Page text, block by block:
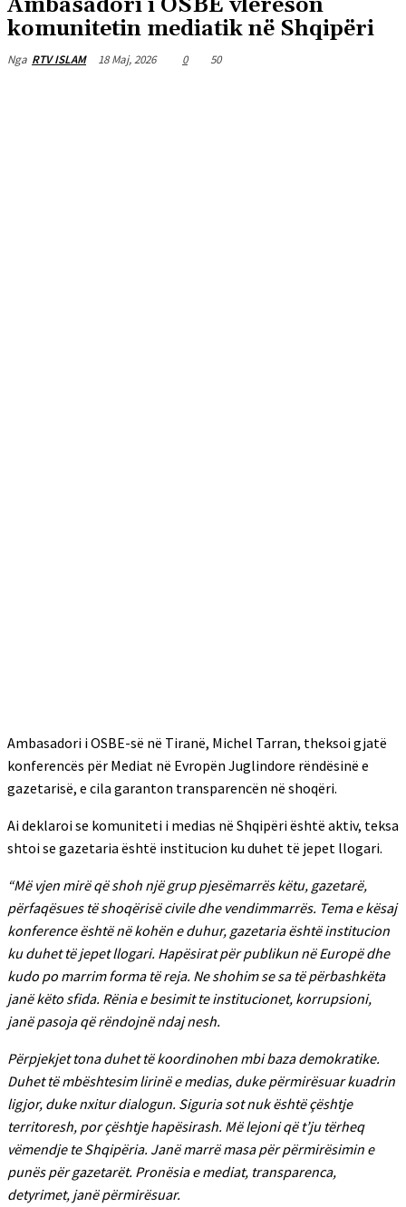
Ambasadori i OSBE vlerëson
komunitetin mediatik në Shqipëri
Nga RTV ISLAM 18 Maj, 2026 0 50
Ambasadori i OSBE-së në Tiranë, Michel Tarran, theksoi gjatë
konferencës për Mediat në Evropën Juglindore rëndësinë e
gazetarisë, e cila garanton transparencën në shoqëri.
Ai deklaroi se komuniteti i medias në Shqipëri është aktiv, teksa
shtoi se gazetaria është institucion ku duhet të jepet llogari.
“Më vjen mirë që shoh një grup pjesëmarrës këtu, gazetarë,
përfaqësues të shoqërisë civile dhe vendimmarrës. Tema e kësaj
konference është në kohën e duhur, gazetaria është institucion
ku duhet të jepet llogari. Hapësirat për publikun në Europë dhe
kudo po marrim forma të reja. Ne shohim se sa të përbashkëta
janë këto sfida. Rënia e besimit te institucionet, korrupsioni,
janë pasoja që rëndojnë ndaj nesh.
Përpjekjet tona duhet të koordinohen mbi baza demokratike.
Duhet të mbështesim lirinë e medias, duke përmirësuar kuadrin
ligjor, duke nxitur dialogun. Siguria sot nuk është çështje
territoresh, por çështje hapësirash. Më lejoni që t’ju tërheq
vëmendje te Shqipëria. Janë marrë masa për përmirësimin e
punës për gazetarët. Pronësia e mediat, transparenca,
detyrimet, janë përmirësuar.